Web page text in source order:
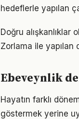
hedeflerle yapılan
Doğru
Zorlama ile yapılan
Ebeveynlik
Hayatın farklı
göstermek yerine